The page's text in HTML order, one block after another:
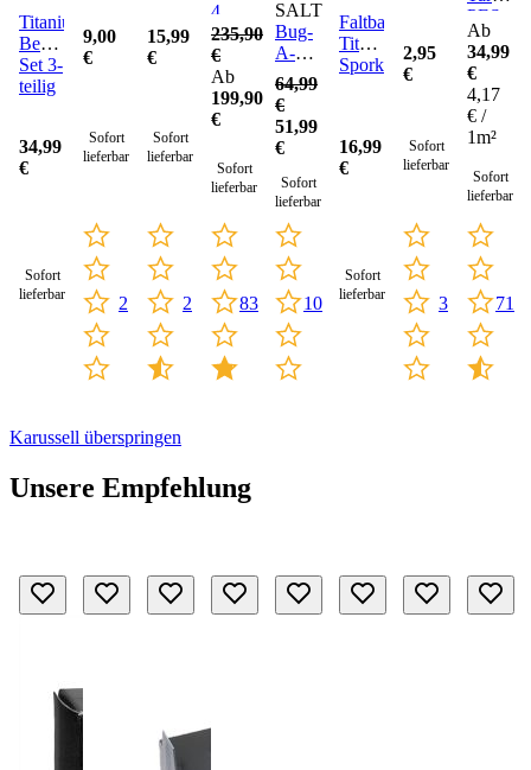
Titanium
Besteck-
Set 3-
teilig
34,99
€
Sofort
lieferbar
9,00
€
Sofort
lieferbar
2
15,99
€
Sofort
lieferbar
2
4
235,90
€
Ab
199,90
€
Sofort
lieferbar
83
SALT
Bug-
A-
Salt
3.0
64,99
€
51,99
€
Sofort
lieferbar
10
Faltbarer
Titanium
Spork
16,99
€
Sofort
lieferbar
2,95
€
Sofort
lieferbar
3
PES
Ab
34,99
€
4,17
€ /
1m²
Sofort
lieferbar
71
Karussell überspringen
Unsere Empfehlung